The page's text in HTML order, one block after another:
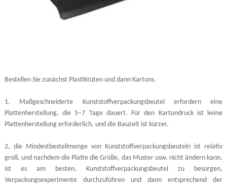
Bestellen Sie zunächst Plastiktüten und dann Kartons.
1. Maßgeschneiderte Kunststoffverpackungsbeutel erfordern eine
Plattenherstellung, die 5–7 Tage dauert. Für den Kartondruck ist keine
Plattenherstellung erforderlich, und die Bauzeit ist kürzer.
2, die Mindestbestellmenge von Kunststoffverpackungsbeuteln ist relativ
groß, und nachdem die Platte die Größe, das Muster usw. nicht ändern kann,
ist es am besten, Kunststoffverpackungsbeutel zu besorgen,
Verpackungsexperimente durchzuführen und dann entsprechend der